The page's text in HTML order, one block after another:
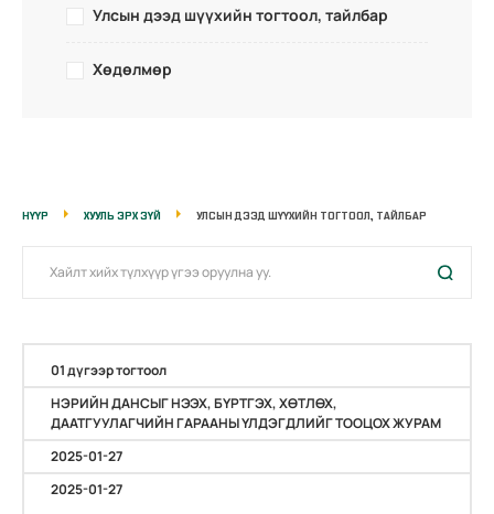
Улсын дээд шүүхийн тогтоол, тайлбар
Хөдөлмөр
НҮҮР ХУУЛЬ ЭРХ ЗҮЙ УЛСЫН ДЭЭД ШҮҮХИЙН ТОГТООЛ, ТАЙЛБАР
01 дүгээр тогтоол
НЭРИЙН ДАНСЫГ НЭЭХ, БҮРТГЭХ, ХӨТЛӨХ,
ДААТГУУЛАГЧИЙН ГАРААНЫ ҮЛДЭГДЛИЙГ ТООЦОХ ЖУРАМ
2025-01-27
2025-01-27